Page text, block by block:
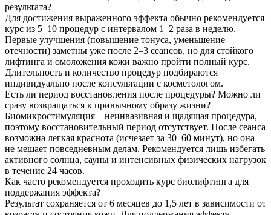
результата?
Для достижения выраженного эффекта обычно рекомендуется
курс из 5–10 процедур с интервалом 1–2 раза в неделю.
Первые улучшения (повышение тонуса, уменьшение
отечности) заметны уже после 2–3 сеансов, но для стойкого
лифтинга и омоложения кожи важно пройти полный курс.
Длительность и количество процедур подбираются
индивидуально после консультации с косметологом.
Есть ли период восстановления после процедуры? Можно ли
сразу возвращаться к привычному образу жизни?
Биомикростимуляция – неинвазивная и щадящая процедура,
поэтому восстановительный период отсутствует. После сеанса
возможна легкая краснота (исчезает за 30–60 минут), но она
не мешает повседневным делам. Рекомендуется лишь избегать
активного солнца, сауны и интенсивных физических нагрузок
в течение 24 часов.
Как часто рекомендуется проходить курс биолифтинга для
поддержания эффекта?
Результат сохраняется от 6 месяцев до 1,5 лет в зависимости от